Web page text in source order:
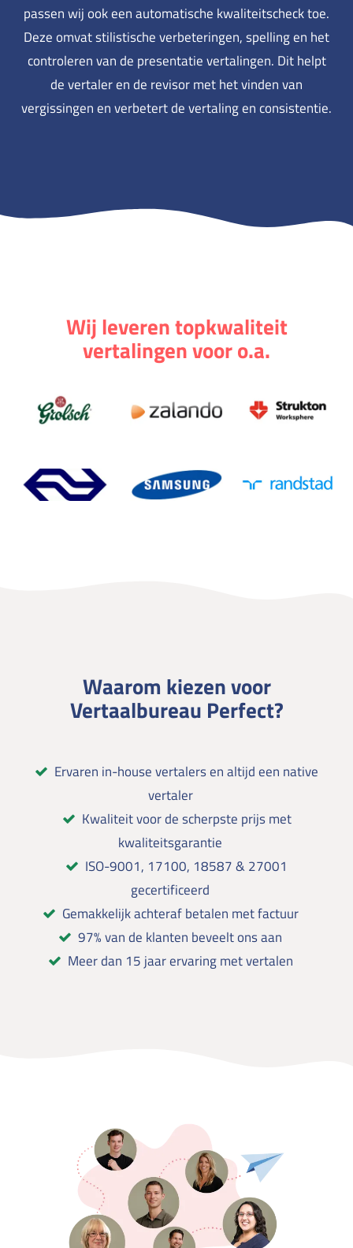
passen wij ook een automatische kwaliteitscheck toe.
Deze omvat stilistische verbeteringen, spelling en het
controleren van de presentatie vertalingen. Dit helpt
de vertaler en de revisor met het vinden van
vergissingen en verbetert de vertaling en consistentie.
Wij leveren topkwaliteit
vertalingen voor o.a.
Waarom kiezen voor
Vertaalbureau Perfect?
Ervaren in-house vertalers en altijd een native
vertaler
Kwaliteit voor de scherpste prijs met
kwaliteitsgarantie
ISO-9001, 17100, 18587 & 27001
gecertificeerd
Gemakkelijk achteraf betalen met factuur
97% van de klanten beveelt ons aan
Meer dan 15 jaar ervaring met vertalen